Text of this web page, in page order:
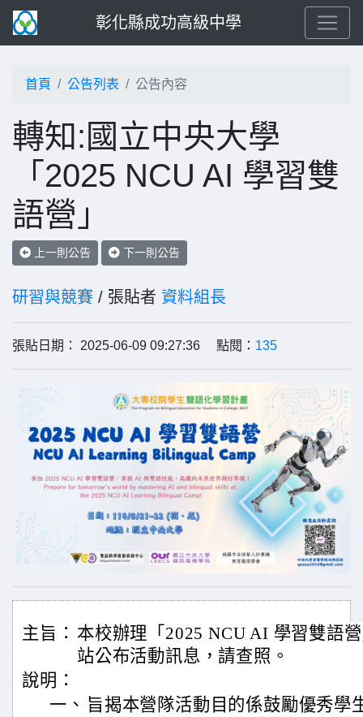
彰化縣成功高級中學
首頁 公告列表 公告內容
轉知:國立中央大學
「2025 NCU AI 學習雙
語營」
上一則公告 下一則公告
研習與競賽 / 張貼者 資料組長
張貼日期： 2025-06-09 09:27:36 點閱： 135
主旨： 本校辦理「2025 NCU AI 學習雙語
站公布活動訊息，請查照。
說明：
一、 旨揭本營隊活動目的係鼓勵優秀學